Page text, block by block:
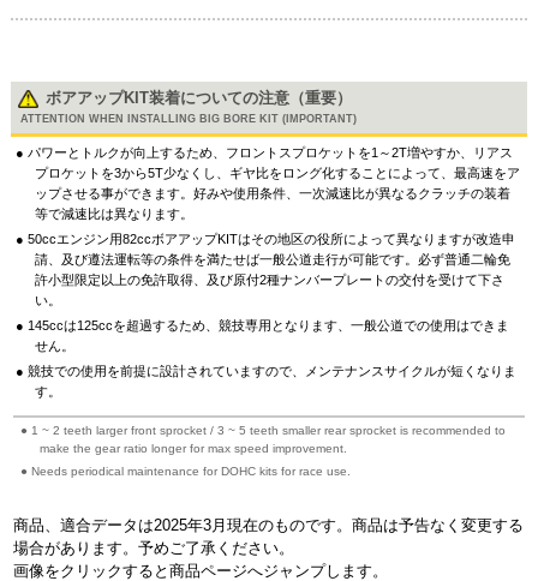
ボアアップKIT装着についての注意（重要）
ATTENTION WHEN INSTALLING BIG BORE KIT (IMPORTANT)
パワーとトルクが向上するため、フロントスプロケットを1～2T増やすか、リアス
プロケットを3から5T少なくし、ギヤ比をロング化することによって、最高速をア
ップさせる事ができます。好みや使用条件、一次減速比が異なるクラッチの装着
等で減速比は異なります。
50ccエンジン用82ccボアアップKITはその地区の役所によって異なりますが改造申
請、及び遵法運転等の条件を満たせば一般公道走行が可能です。必ず普通二輪免
許小型限定以上の免許取得、及び原付2種ナンバープレートの交付を受けて下さ
い。
145ccは125ccを超過するため、競技専用となります、一般公道での使用はできま
せん。
競技での使用を前提に設計されていますので、メンテナンスサイクルが短くなりま
す。
1 ~ 2 teeth larger front sprocket / 3 ~ 5 teeth smaller rear sprocket is recommended to
make the gear ratio longer for max speed improvement.
Needs periodical maintenance for DOHC kits for race use.
商品、適合データは2025年3月現在のものです。商品は予告なく変更する
場合があります。予めご了承ください。
画像をクリックすると商品ページへジャンプします。